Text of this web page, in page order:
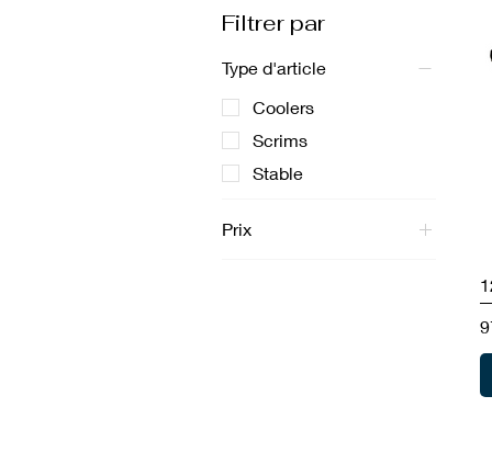
Filtrer par
Type d'article
Coolers
Scrims
Stable
Prix